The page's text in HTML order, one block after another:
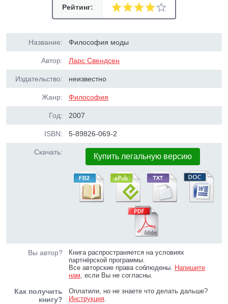
Рейтинг:
Название: Философия моды
Автор: Ларс Свендсен
Издательство: неизвестно
Жанр: Философия
Год: 2007
ISBN: 5-89826-069-2
Скачать: Купить легальную версию
Вы автор?
Книга распространяется на условиях
партнёрской программы.
Все авторские права соблюдены. Напишите
нам, если Вы не согласны.
Как получить
книгу?
Оплатили, но не знаете что делать дальше?
Инструкция.